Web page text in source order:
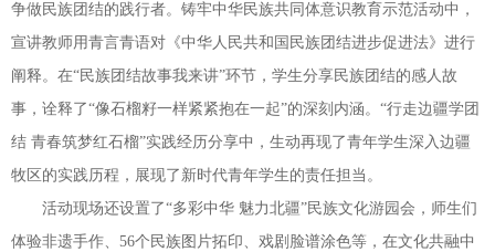
争做民族团结的践行者。铸牢中华民族共同体意识教育示范活动中，
宣讲教师用青言青语对《中华人民共和国民族团结进步促进法》进行
阐释。在“民族团结故事我来讲”环节，学生分享民族团结的感人故
事，诠释了“像石榴籽一样紧紧抱在一起”的深刻内涵。“行走边疆学团
结 青春筑梦红石榴”实践经历分享中，生动再现了青年学生深入边疆
牧区的实践历程，展现了新时代青年学生的责任担当。
活动现场还设置了“多彩中华 魅力北疆”民族文化游园会，师生们
体验非遗手作、56个民族图片拓印、戏剧脸谱涂色等，在文化共融中